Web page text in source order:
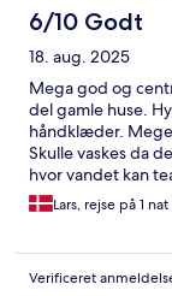
6/10 Godt
18. aug. 2025
Mega god og
del gamle huse.
håndklæder.
Skulle vaskes da
hvor vandet kan
Håndbremserne
Lars, rejse på 1 nat
Verificeret